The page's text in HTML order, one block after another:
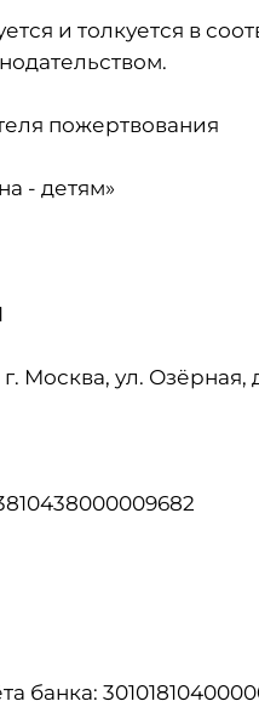
и толкуется в
пожертвования
- детям»
Москва, ул. Озёрная,
банка: